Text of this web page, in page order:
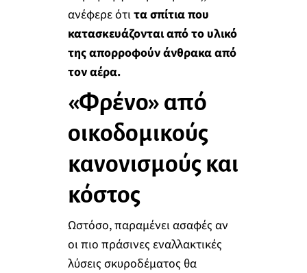
ανέφερε ότιτα σπίτια που
κατασκευάζονται από το υλικό
της απορροφούν άνθρακα από
τον αέρα.
«Φρένο» από
οικοδομικούς
κανονισμούς και
κόστος
Ωστόσο, παραμένει ασαφές αν
οι πιο πράσινες εναλλακτικές
λύσεις σκυροδέματος θα